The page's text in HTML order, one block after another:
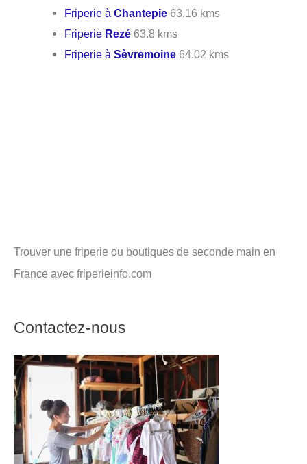
Friperie àChantepie 63.16 kms
Friperie Rezé 63.8 kms
Friperie àSèvremoine 64.02 kms
Trouver une friperie ou boutiques de seconde main en
France avec friperieinfo.com
Contactez-nous